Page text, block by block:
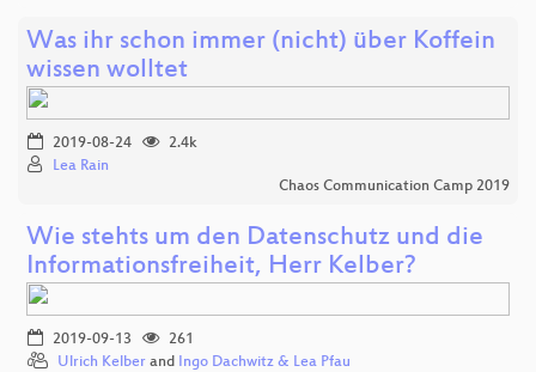
Was ihr schon immer (nicht) über Koffein
wissen wolltet
2019-08-24
2.4k
Lea Rain
Chaos Communication Camp 2019
Wie stehts um den Datenschutz und die
Informationsfreiheit, Herr Kelber?
2019-09-13
261
Ulrich Kelber and Ingo Dachwitz & Lea Pfau